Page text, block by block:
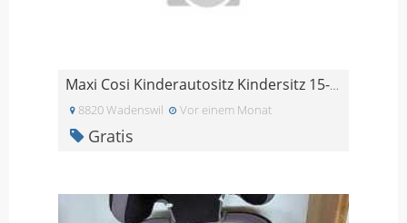
Maxi Cosi Kinderautositz Kindersitz 15-36 kg
8820 Wadenswil Vor einem Monat
Gratis